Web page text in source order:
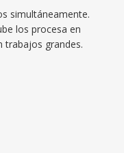
simultáneamente.
los procesa en
trabajos grandes.